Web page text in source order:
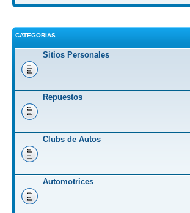
CATEGORIAS
Sitios Personales
Repuestos
Clubs de Autos
Automotrices